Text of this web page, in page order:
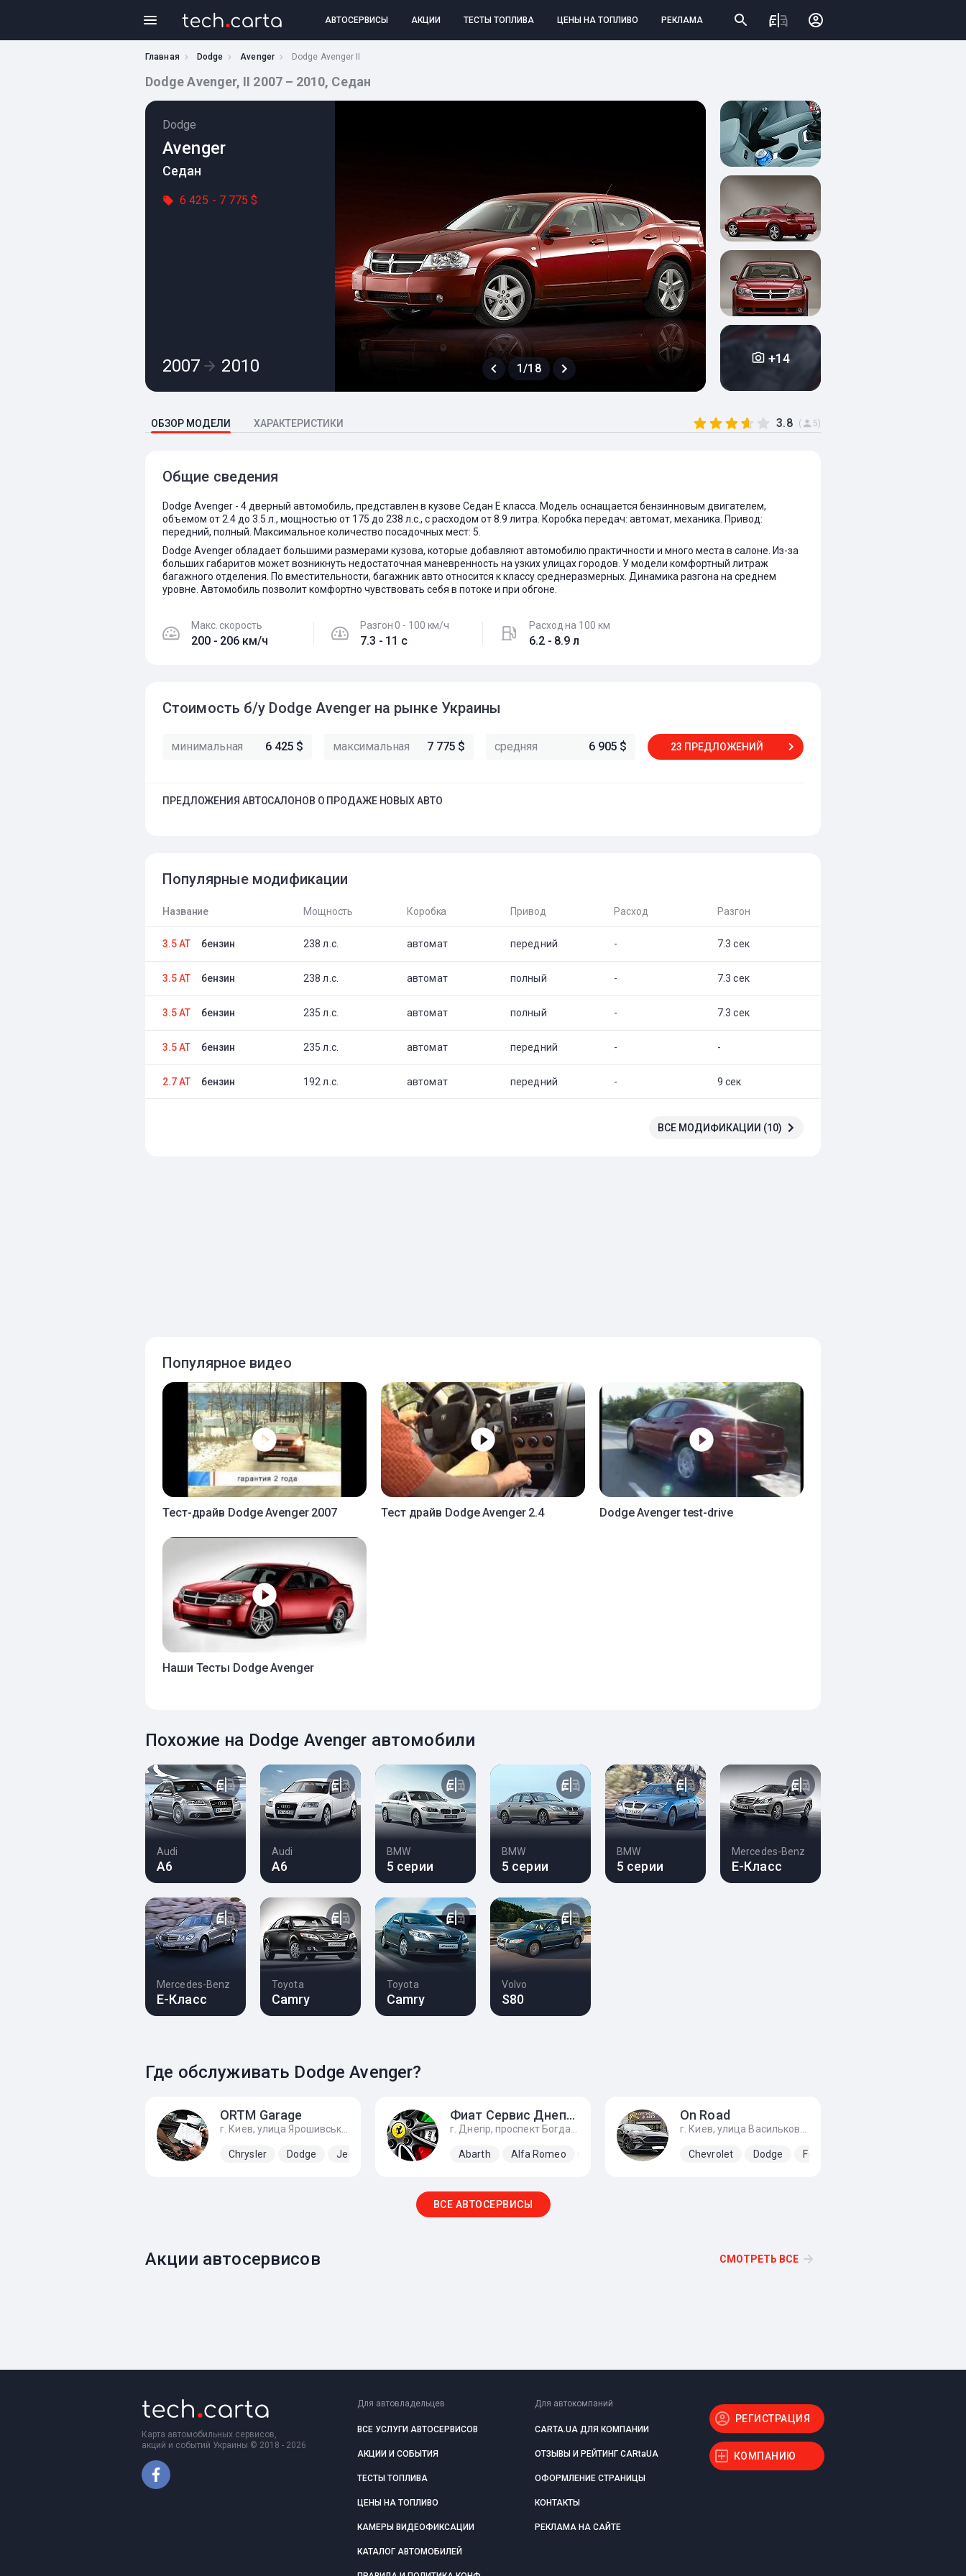
АВТОСЕРВИСЫ АКЦИИ ТЕСТЫ ТОПЛИВА ЦЕНЫ НА ТОПЛИВО РЕКЛАМА
Главная Dodge Avenger Dodge Avenger II
Dodge Avenger, II 2007 – 2010, Седан
Dodge
Avenger
Седан
6 425 - 7 775 $
2007 2010 1/18
+14
ОБЗОР МОДЕЛИ ХАРАКТЕРИСТИКИ 3.8 ( 5)
Общие сведения
Dodge Avenger - 4 дверный автомобиль, представлен в кузове Седан E класса. Модель оснащается бензинновым двигателем,
объемом от 2.4 до 3.5 л., мощностью от 175 до 238 л.с., с расходом от 8.9 литра. Коробка передач: автомат, механика. Привод:
передний, полный. Максимальное количество посадочных мест: 5.
Dodge Avenger обладает большими размерами кузова, которые добавляют автомобилю практичности и много места в салоне. Из-за
больших габаритов может возникнуть недостаточная маневренность на узких улицах городов. У модели комфортный литраж
багажного отделения. По вместительности, багажник авто относится к классу среднеразмерных. Динамика разгона на среднем
уровне. Автомобиль позволит комфортно чувствовать себя в потоке и при обгоне.
Макс. скорость
200 - 206 км/ч
Разгон 0 - 100 км/ч
7.3 - 11 c
Расход на 100 км
6.2 - 8.9 л
Стоимость б/у Dodge Avenger на рынке Украины
минимальная 6 425 $ максимальная 7 775 $ средняя 6 905 $ 23 ПРЕДЛОЖЕНИЙ
ПРЕДЛОЖЕНИЯ АВТОСАЛОНОВ О ПРОДАЖЕ НОВЫХ АВТО
Популярные модификации
Название Мощность Коробка Привод Расход Разгон
3.5 AT бензин 238 л.с. автомат передний - 7.3 сек
3.5 AT бензин 238 л.с. автомат полный - 7.3 сек
3.5 AT бензин 235 л.с. автомат полный - 7.3 сек
3.5 AT бензин 235 л.с. автомат передний - -
2.7 AT бензин 192 л.с. автомат передний - 9 сек
ВСЕ МОДИФИКАЦИИ (10)
Популярное видео
Тест-драйв Dodge Avenger 2007 Тест драйв Dodge Avenger 2.4 Dodge Avenger test-drive
Наши Тесты Dodge Avenger
Похожие на Dodge Avenger автомобили
Audi
A6
Audi
A6
BMW
5 серии
BMW
5 серии
BMW
5 серии
Mercedes-Benz
E-Класс
Mercedes-Benz
E-Класс
Toyota
Camry
Toyota
Camry
Volvo
S80
Где обслуживать Dodge Avenger?
ОRTM Garage
Chrysler Dodge Jeep
Фиат Сервис Днепр \ Fiat Service Dnipro
Abarth Alfa Romeo Fiat Fiat-Abarth Jeep
On Road
Chevrolet Dodge Ford
ВСЕ АВТОСЕРВИСЫ
Акции автосервисов СМОТРЕТЬ ВСЕ
Карта автомобильных сервисов,
акций и событий Украины © 2018 - 2026
Для автовладельцев
ВСЕ УСЛУГИ АВТОСЕРВИСОВ
АКЦИИ И СОБЫТИЯ
ТЕСТЫ ТОПЛИВА
ЦЕНЫ НА ТОПЛИВО
КАМЕРЫ ВИДЕОФИКСАЦИИ
КАТАЛОГ АВТОМОБИЛЕЙ
Для автокомпаний
CARTA.UA ДЛЯ КОМПАНИИ
ОТЗЫВЫ И РЕЙТИНГ CARtaUA
ОФОРМЛЕНИЕ СТРАНИЦЫ
КОНТАКТЫ
РЕКЛАМА НА САЙТЕ
РЕГИСТРАЦИЯ
КОМПАНИЮ